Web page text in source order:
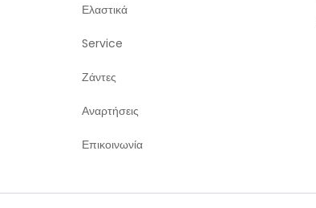
Ελαστικά
Service
Ζάντες
Αναρτήσεις
Επικοινωνία